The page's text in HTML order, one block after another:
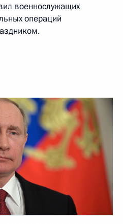
военнослужащих
операций